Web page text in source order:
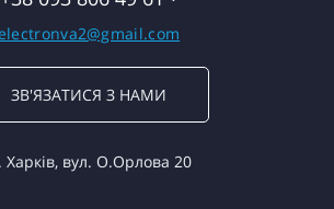
ЗВ'ЯЗАТИСЯ З НАМИ
Харків, вул. О.Орлова 20